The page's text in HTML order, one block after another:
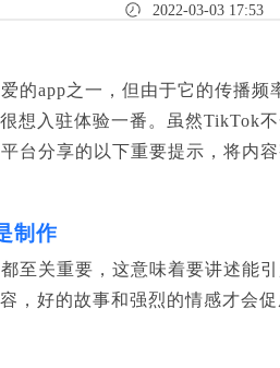
2022-03-03 17:53
的app之一，但由于它的传播频
想入驻体验一番。虽然TikTok
台分享的以下重要提示，将内
制作
至关重要，这意味着要讲述能
，好的故事和强烈的情感才会促